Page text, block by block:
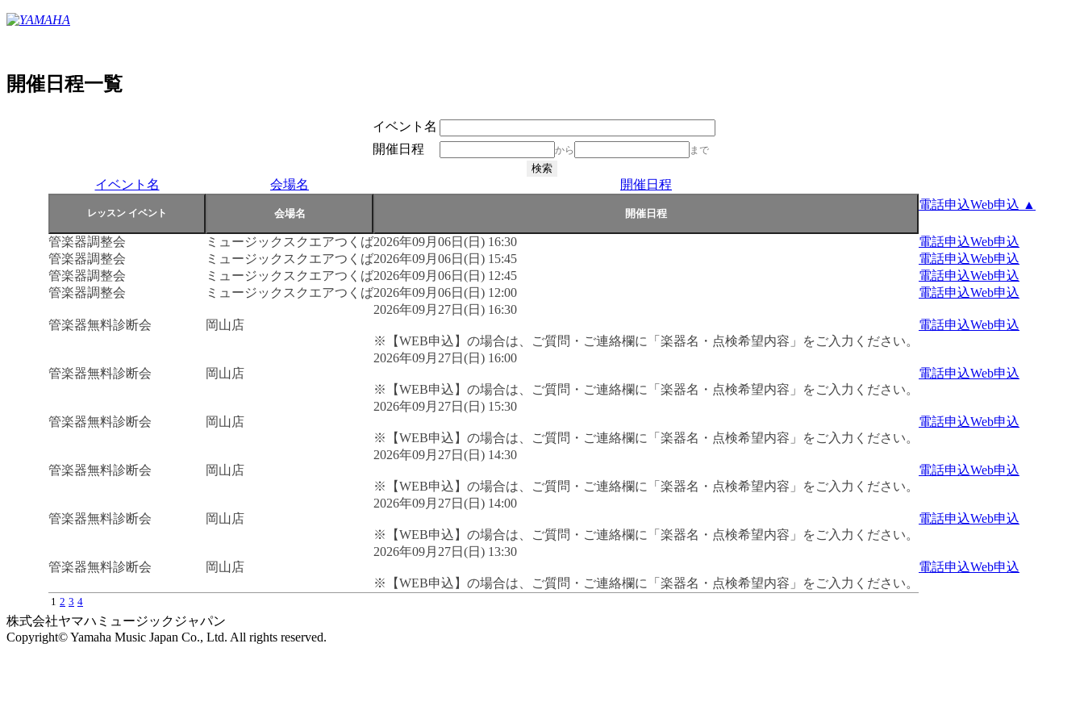
開催日程一覧
イベント名
開催日程
から まで
イベント名 会場名
開催日程
電話申込Web申込 ▲
管楽器調整会 ミュージックスクエアつくば2026年09月06日(日) 16:30 電話申込Web申込
管楽器調整会
ミュージックスクエアつくば2026年09月06日(日) 15:45 電話申込Web申込
管楽器調整会
ミュージックスクエアつくば2026年09月06日(日) 12:45 電話申込Web申込
管楽器調整会
ミュージックスクエアつくば2026年09月06日(日) 12:00 電話申込Web申込
管楽器無料診断会 岡山店
2026年09月27日(日) 16:30
※【WEB申込】の場合は、ご質問・ご連絡欄に「楽器名・点検希望内容」をご入力ください。
電話申込Web申込
管楽器無料診断会 岡山店
2026年09月27日(日) 16:00
※【WEB申込】の場合は、ご質問・ご連絡欄に「楽器名・点検希望内容」をご入力ください。
電話申込Web申込
管楽器無料診断会 岡山店
2026年09月27日(日) 15:30
※【WEB申込】の場合は、ご質問・ご連絡欄に「楽器名・点検希望内容」をご入力ください。
電話申込Web申込
管楽器無料診断会 岡山店
2026年09月27日(日) 14:30
※【WEB申込】の場合は、ご質問・ご連絡欄に「楽器名・点検希望内容」をご入力ください。
電話申込Web申込
管楽器無料診断会 岡山店
2026年09月27日(日) 14:00
※【WEB申込】の場合は、ご質問・ご連絡欄に「楽器名・点検希望内容」をご入力ください。
電話申込Web申込
管楽器無料診断会 岡山店
2026年09月27日(日) 13:30
※【WEB申込】の場合は、ご質問・ご連絡欄に「楽器名・点検希望内容」をご入力ください。
電話申込Web申込
1 2 3 4
株式会社ヤマハミュージックジャパン
Copyright© Yamaha Music Japan Co., Ltd. All rights reserved.